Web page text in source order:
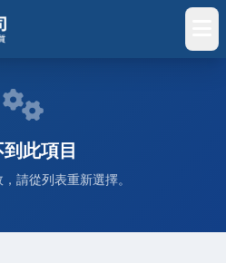
此項目
請從列表重新選擇。